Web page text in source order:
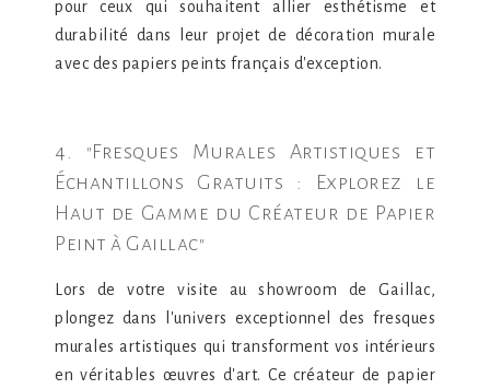
pour ceux qui souhaitent allier esthétisme et
durabilité dans leur projet de décoration murale
avec des papiers peints français d'exception.
4. "Fresques Murales Artistiques et
Échantillons Gratuits : Explorez le
Haut de Gamme du Créateur de Papier
Peint à Gaillac"
Lors de votre visite au showroom de Gaillac,
plongez dans l'univers exceptionnel des fresques
murales artistiques qui transforment vos intérieurs
en véritables œuvres d'art. Ce créateur de papier